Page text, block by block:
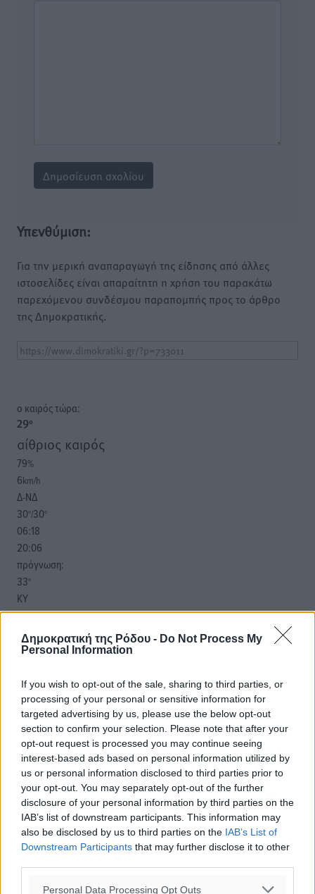
Δημοκρατική της Ρόδου - Do Not Process My
Personal Information
If you wish to opt-out of the sale, sharing to third parties, or
processing of your personal or sensitive information for
targeted advertising by us, please use the below opt-out
section to confirm your selection. Please note that after your
opt-out request is processed you may continue seeing
interest-based ads based on personal information utilized by
us or personal information disclosed to third parties prior to
your opt-out. You may separately opt-out of the further
disclosure of your personal information by third parties on the
IAB’s list of downstream participants. This information may
also be disclosed by us to third parties on the IAB’s List of
Downstream Participants that may further disclose it to other
Personal Data Processing Opt Outs
Υπενθύμιση:
Για την μερική αναπαραγωγή της είδησης από άλλες
ιστοσελίδες είναι απαραίτητη η χρήση του παρακάτω
παρεχόμενου συνδέσμου παραπομπής προς το άρθρο
της Δημοκρατικής.
o καιρός τώρα:
29°
αίθριος καιρός
79%
6km/h
Δ-ΝΔ
30°/30°
06:18
20:06
πρόγνωση:
33°
ΚΥ
30°
ΔΕ
29°
28 °
ΤΕ